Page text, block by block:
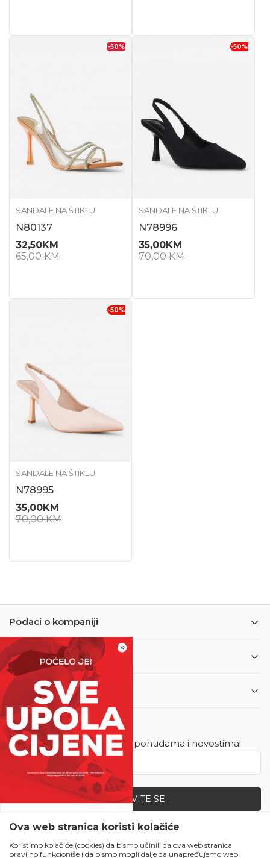
×
SVE UPOLA CIJENE!
Čekanju je kraj!
Počela je omiljena
-50%
SANDALE NA ŠTIKLU
N80137
32,50KM
65,00KM
-50%
SANDALE NA ŠTIKLU
N78996
35,00KM
70,00KM
-50%
SANDALE NA ŠTIKLU
N78995
35,00KM
70,00KM
Podaci o kompaniji
Informacije
Korisnički servis
Newsletter
Budite u toku sa najnovijim ponudama i novostima!
PRIJAVITE SE
Zapratite nas
Ova web stranica koristi kolačiće
Koristimo kolačiće (cookies) da bismo učinili da ova web stranica
pravilno funkcioniše i da bismo mogli dalje da unapređujemo web